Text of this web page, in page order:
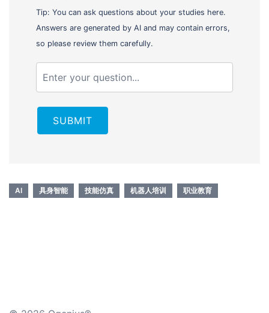
Tip: You can ask questions about your studies here.
Answers are generated by AI and may contain errors,
so please review them carefully.
SUBMIT
AI 具身智能 技能仿真 机器人培训 职业教育